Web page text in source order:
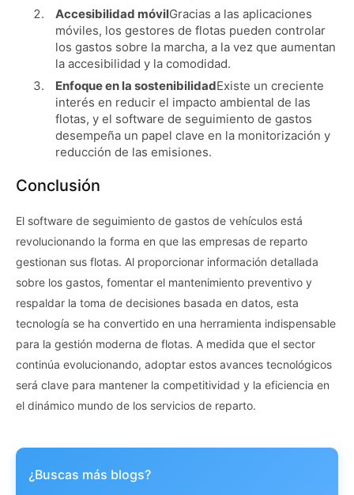
Accesibilidad móvilGracias a las aplicaciones
móviles, los gestores de flotas pueden controlar
los gastos sobre la marcha, a la vez que aumentan
la accesibilidad y la comodidad.
Enfoque en la sostenibilidadExiste un creciente
interés en reducir el impacto ambiental de las
flotas, y el software de seguimiento de gastos
desempeña un papel clave en la monitorización y
reducción de las emisiones.
Conclusión
El software de seguimiento de gastos de vehículos está
revolucionando la forma en que las empresas de reparto
gestionan sus flotas. Al proporcionar información detallada
sobre los gastos, fomentar el mantenimiento preventivo y
respaldar la toma de decisiones basada en datos, esta
tecnología se ha convertido en una herramienta indispensable
para la gestión moderna de flotas. A medida que el sector
continúa evolucionando, adoptar estos avances tecnológicos
será clave para mantener la competitividad y la eficiencia en
el dinámico mundo de los servicios de reparto.
¿Buscas más blogs?